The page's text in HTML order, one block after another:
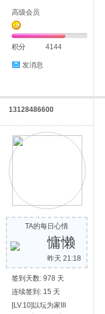
高级会员
积分 4144
发消息
13128486600
TA的每日心情
慵懒
昨天 21:18
签到天数: 978 天
连续签到: 15 天
[LV.10]以坛为家III